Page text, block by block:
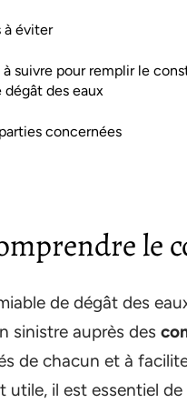
à éviter
à suivre pour remplir le
dégât des eaux
concernées
le
de dégât des
sinistre auprès des
de chacun et à
utile, il est essentiel